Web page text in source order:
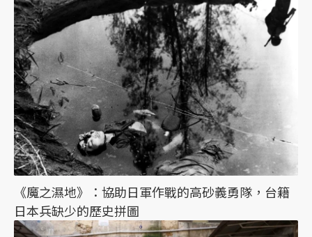
《魔之濕地》：協助日軍作戰的高砂義勇隊，台籍
日本兵缺少的歷史拼圖